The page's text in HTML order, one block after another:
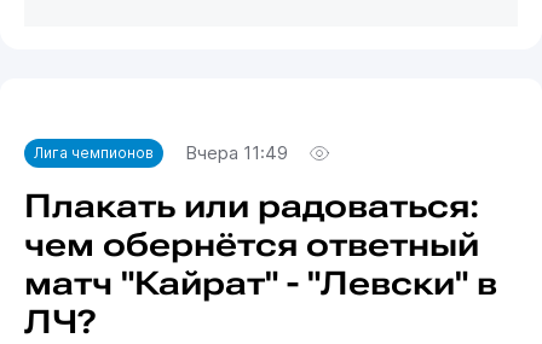
Лига чемпионов Вчера 11:49
Плакать или радоваться:
чем обернётся ответный
матч "Кайрат" - "Левски" в
ЛЧ?